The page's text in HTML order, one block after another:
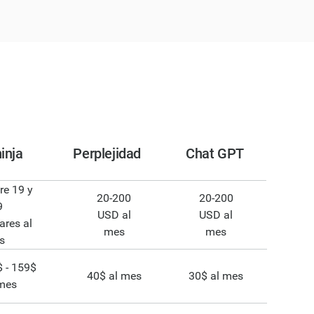
Perplejidad Chat GPT
19 y
al
20-200
USD al
mes
20-200
USD al
mes
- 159$
40$ al mes 30$ al mes